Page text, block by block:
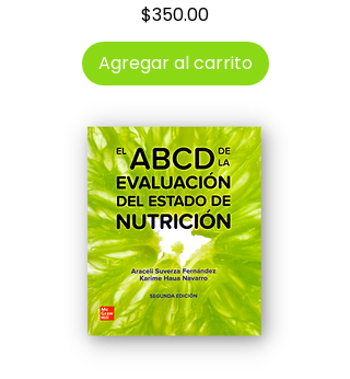
Precio
$350.00
Agregar al carrito